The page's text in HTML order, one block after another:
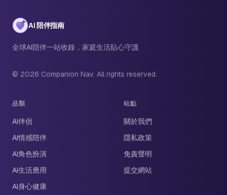
AI 陪伴指南
全球AI陪伴一站收錄，家庭生活貼心守護
© 2026 Companion Nav. All rights reserved.
品類
AI伴侶
AI情感陪伴
AI角色扮演
AI生活應用
AI身心健康
站點
關於我們
隱私政策
免責聲明
提交網站